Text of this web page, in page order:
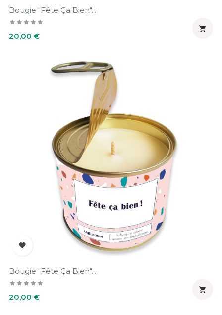
Bougie "Fête Ça Bien"...
Prix
20,00 €


Bougie "Fête Ça Bien"...
Prix
20,00 €
